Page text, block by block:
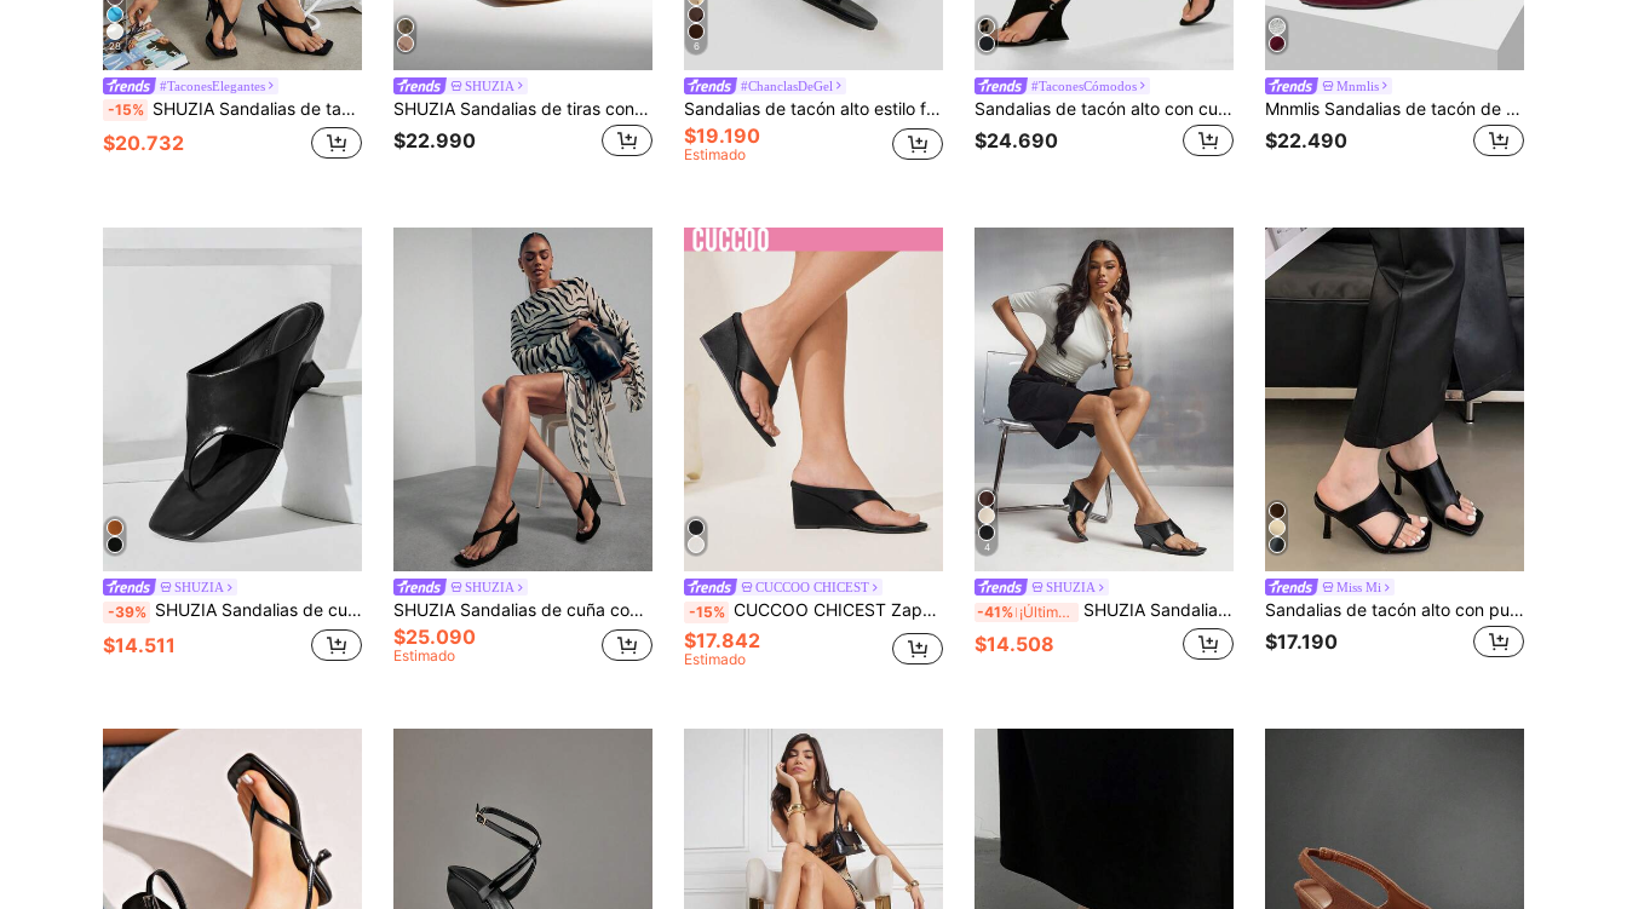
28
#TaconesElegantes
-15% SHUZIA Sandalias de tacón con puntera cuadrada y tira en el dedo, de gamuza sintética negra, elegantes y sexy para mujer, estilo glamoroso para vacaciones, primavera, verano y salir de noche
$20.732
SHUZIA
SHUZIA Sandalias de tiras con tanga minimalistas y sexys para mujer
$22.990
6
#ChanclasDeGel
Sandalias de tacón alto estilo francés para mujeres, nuevas sandalias de verano de piel con punta abierta y tacón fino, sandalias de tira de tobillo con tacón de gatito
$19.190
Estimado
#TaconesCómodos
Sandalias de tacón alto con cuña asimétrica, correa al tobillo y diseño calado, sandalias gladiadoras, primavera/verano 2026
$24.690
Mnmlis
Mnmlis Sandalias de tacón de cuña grueso y tacón alto con punta cuadrada pequeña, elegantes y de moda, con punta abierta para mujer
$22.490
SHUZIA
-39% SHUZIA Sandalias de cuña con cierre deslizante casual y elegante para mujer
$14.511
SHUZIA
SHUZIA Sandalias de cuña con tiras en forma de chancla y punta cuadrada para mujer
$25.090
Estimado
CUCCOO CHICEST
-15% CUCCOO CHICEST Zapatos de mujer (punta redonda, tacón de cuña, negro clásico) Sandalias de cuña de moda para mujer, simples y elegantes, cómodas para uso diario y desplazamientos
$17.842
Estimado
4
SHUZIA
-41% ¡Últimos 3 días SHUZIA Sandalias de tacón de aguja tipo chanclas minimalistas y de moda para mujer
$14.508
Miss Mi
Sandalias de tacón alto con punta cuadrada y slip-on para mujer, nuevas sandalias de verano con tira en el dedo y tacón fino para uso al aire libre
$17.190